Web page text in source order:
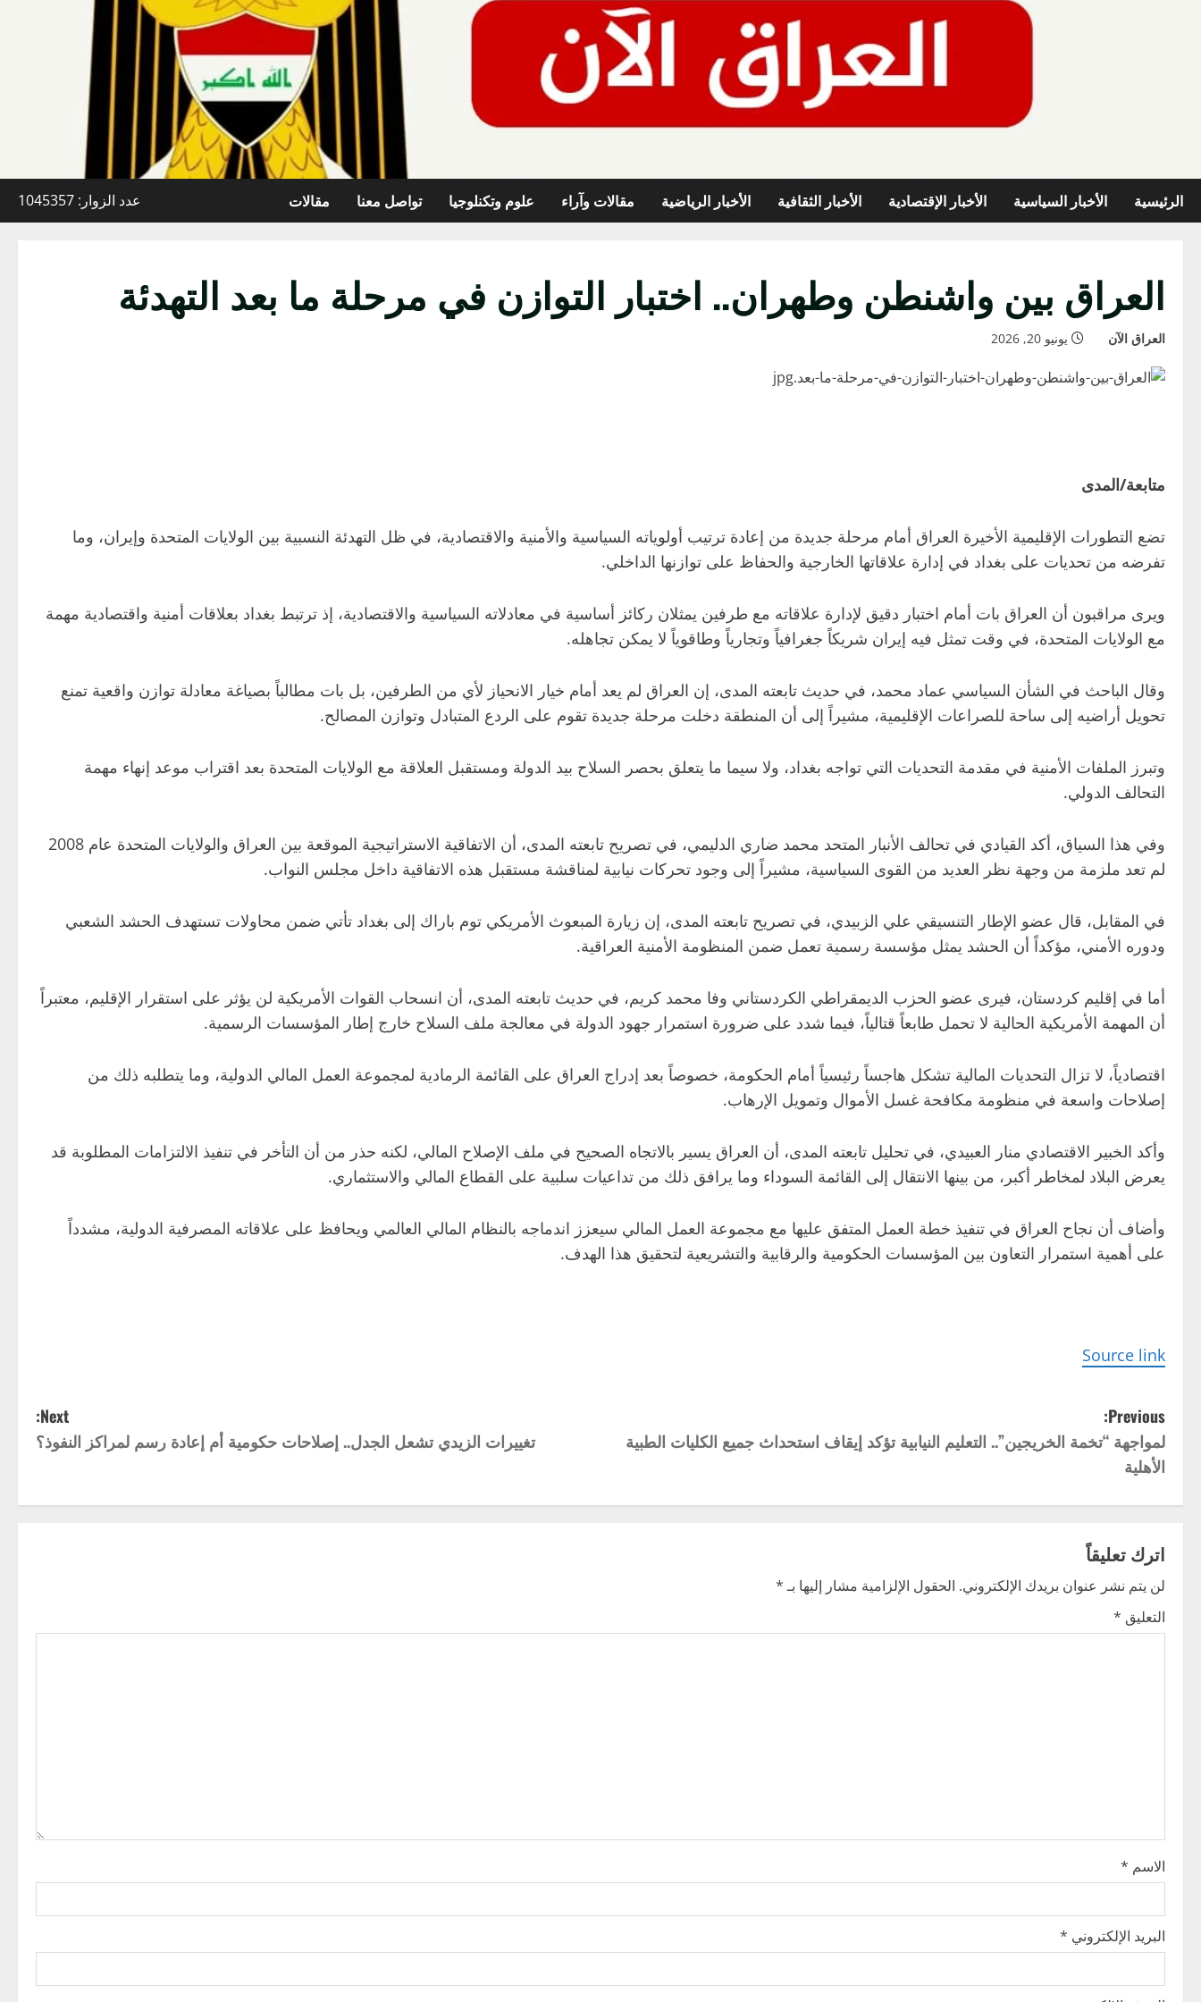
الرئيسية الأخبار السياسية الأخبار الإقتصادية الأخبار الثقافية الأخبار الرياضية مقالات وآراء علوم وتكنلوجيا تواصل معنا مقالات عدد الزوار: 1045357
العراق بين واشنطن وطهران.. اختبار التوازن في مرحلة ما بعد التهدئة
العراق الآن يونيو 20, 2026
متابعة/المدى
تضع التطورات الإقليمية الأخيرة العراق أمام مرحلة جديدة من إعادة ترتيب أولوياته السياسية والأمنية والاقتصادية، في ظل التهدئة النسبية بين الولايات المتحدة وإيران، وما
تفرضه من تحديات على بغداد في إدارة علاقاتها الخارجية والحفاظ على توازنها الداخلي.
ويرى مراقبون أن العراق بات أمام اختبار دقيق لإدارة علاقاته مع طرفين يمثلان ركائز أساسية في معادلاته السياسية والاقتصادية، إذ ترتبط بغداد بعلاقات أمنية واقتصادية مهمة
مع الولايات المتحدة، في وقت تمثل فيه إيران شريكاً جغرافياً وتجارياً وطاقوياً لا يمكن تجاهله.
وقال الباحث في الشأن السياسي عماد محمد، في حديث تابعته المدى، إن العراق لم يعد أمام خيار الانحياز لأي من الطرفين، بل بات مطالباً بصياغة معادلة توازن واقعية تمنع
تحويل أراضيه إلى ساحة للصراعات الإقليمية، مشيراً إلى أن المنطقة دخلت مرحلة جديدة تقوم على الردع المتبادل وتوازن المصالح.
وتبرز الملفات الأمنية في مقدمة التحديات التي تواجه بغداد، ولا سيما ما يتعلق بحصر السلاح بيد الدولة ومستقبل العلاقة مع الولايات المتحدة بعد اقتراب موعد إنهاء مهمة
التحالف الدولي.
وفي هذا السياق، أكد القيادي في تحالف الأنبار المتحد محمد ضاري الدليمي، في تصريح تابعته المدى، أن الاتفاقية الاستراتيجية الموقعة بين العراق والولايات المتحدة عام 2008
لم تعد ملزمة من وجهة نظر العديد من القوى السياسية، مشيراً إلى وجود تحركات نيابية لمناقشة مستقبل هذه الاتفاقية داخل مجلس النواب.
في المقابل، قال عضو الإطار التنسيقي علي الزبيدي، في تصريح تابعته المدى، إن زيارة المبعوث الأمريكي توم باراك إلى بغداد تأتي ضمن محاولات تستهدف الحشد الشعبي
ودوره الأمني، مؤكداً أن الحشد يمثل مؤسسة رسمية تعمل ضمن المنظومة الأمنية العراقية.
أما في إقليم كردستان، فيرى عضو الحزب الديمقراطي الكردستاني وفا محمد كريم، في حديث تابعته المدى، أن انسحاب القوات الأمريكية لن يؤثر على استقرار الإقليم، معتبراً
أن المهمة الأمريكية الحالية لا تحمل طابعاً قتالياً، فيما شدد على ضرورة استمرار جهود الدولة في معالجة ملف السلاح خارج إطار المؤسسات الرسمية.
اقتصادياً، لا تزال التحديات المالية تشكل هاجساً رئيسياً أمام الحكومة، خصوصاً بعد إدراج العراق على القائمة الرمادية لمجموعة العمل المالي الدولية، وما يتطلبه ذلك من
إصلاحات واسعة في منظومة مكافحة غسل الأموال وتمويل الإرهاب.
وأكد الخبير الاقتصادي منار العبيدي، في تحليل تابعته المدى، أن العراق يسير بالاتجاه الصحيح في ملف الإصلاح المالي، لكنه حذر من أن التأخر في تنفيذ الالتزامات المطلوبة قد
يعرض البلاد لمخاطر أكبر، من بينها الانتقال إلى القائمة السوداء وما يرافق ذلك من تداعيات سلبية على القطاع المالي والاستثماري.
وأضاف أن نجاح العراق في تنفيذ خطة العمل المتفق عليها مع مجموعة العمل المالي سيعزز اندماجه بالنظام المالي العالمي ويحافظ على علاقاته المصرفية الدولية، مشدداً
على أهمية استمرار التعاون بين المؤسسات الحكومية والرقابية والتشريعية لتحقيق هذا الهدف.
Source link
P
o
s
n
a
v
i
o
n
Previous:
لمواجهة “تخمة الخريجين”.. التعليم النيابية تؤكد إيقاف استحداث جميع الكليات الطبية
الأهلية
Next:
تغييرات الزيدي تشعل الجدل.. إصلاحات حكومية أم إعادة رسم لمراكز النفوذ؟
اترك تعليقاً
لن يتم نشر عنوان بريدك الإلكتروني. الحقول الإلزامية مشار إليها بـ*
التعليق *
الاسم *
البريد الإلكتروني *